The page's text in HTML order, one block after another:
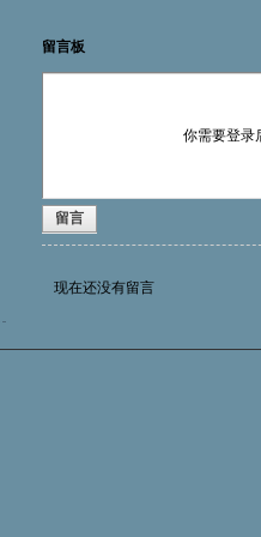
留言板
你需要登录
留言
现在还没有留言